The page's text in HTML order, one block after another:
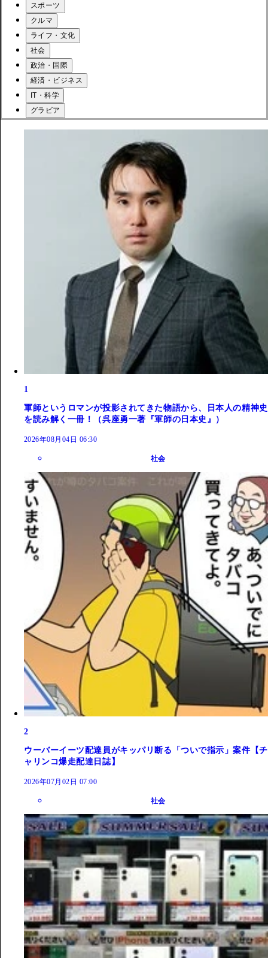
スポーツ
クルマ
ライフ・文化
社会
政治・国際
経済・ビジネス
IT・科学
グラビア
1
軍師というロマンが投影されてきた物語から、日本人の精神史
を読み解く一冊！（呉座勇一著『軍師の日本史』）
2026年08月04日 06:30
社会
2
ウーバーイーツ配達員がキッパリ断る「ついで指示」案件【チ
ャリンコ爆走配達日誌】
2026年07月02日 07:00
社会